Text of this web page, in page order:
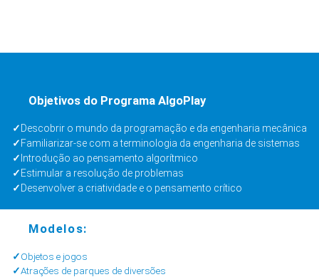
Objetivos do Programa AlgoPlay
Descobrir o mundo da programação e da engenharia mecânica
Familiarizar-se com a terminologia da engenharia de sistemas
Introdução ao pensamento algorítmico
Estimular a resolução de problemas
Desenvolver a criatividade e o pensamento crítico
Modelos:
Objetos e jogos
Atrações de parques de diversões